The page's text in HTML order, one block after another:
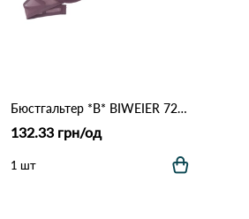
Бюстгальтер *B* BIWEIER 7223 17,1 Сіреневий
132.33 грн/од
1 шт